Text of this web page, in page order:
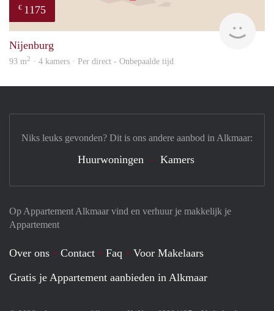
€ 1175
Nijenburg
93 m2 · 4 kamers · Per direct - Onbepaalde tijd
Op Appartement Alkmaar vind en verhuur je makkelijk je
Appartement
Over ons Contact Faq
Voor Makelaars
Gratis je Appartement aanbieden in Alkmaar
Niks leuks gevonden? Dit is ons andere aanbod in Alkmaar:
Huurwoningen Kamers